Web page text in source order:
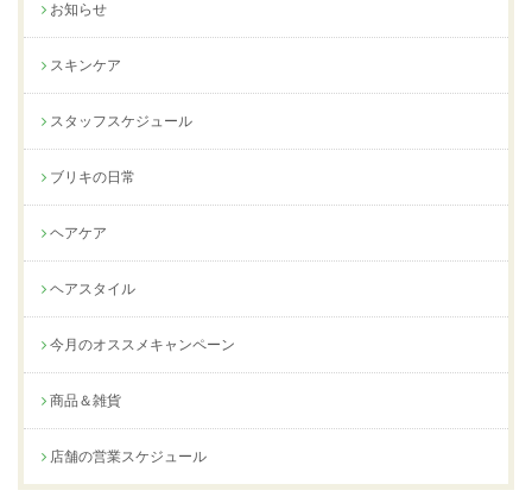
お知らせ
スキンケア
スタッフスケジュール
ブリキの日常
ヘアケア
ヘアスタイル
今月のオススメキャンペーン
商品＆雑貨
店舗の営業スケジュール